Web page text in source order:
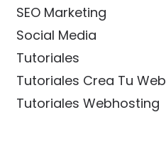
SEO Marketing
Social Media
Tutoriales
Tutoriales Crea Tu Web
Tutoriales Webhosting